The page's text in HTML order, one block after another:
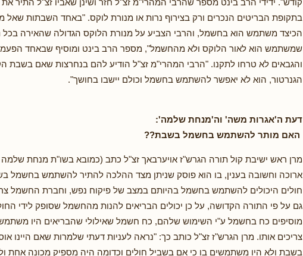
קודש". ידידי הרב בינט מספר שהרבי המהרי"מ זצ"ל חזר ושינן שאביו זצ"ל התיר
בתקופת הבריטים הנכרים ורק בצירוף נרות או מנורת לוקס. "באחד השבתות שאל
הכיצד משתמש הוא בחשמל, והרבי הצביע על מנורת הלוקס הגדולה שהאירה
שמשתמש הוא לאור הלוקס ולא מהחשמל", מספר הרב בינט ומוסיף שבאחד
והגבאים לא טרחו לתקנו. "הרבי המהרי"מ זצ"ל הודיע להם בנחרצות שאם בשבת
הגנרטור, הוא לא יאפשר להשתמש בחשמל וכולם יישבו בחושך".
דעת ה'אגרות משה' וה'מנחת שלמה':
האם מותר להשתמש בחשמל בשבת??
מרן ראש ישיבת קול תורה הגרש"ז אויערבאך זצ"ל כתב (כמובא בשו"ת מנחת
ארוכה וחשובה בענין, בו הוא פוסק שניתן מצד ההלכה להתיר להשתמש בחשמל
חולים היכולים להשתמש בחשמל בהיותם במצב של פיקוח נפש, וחברת החשמל
גם על פי התורה הקדושה, על כן יכולים הבריאים להנות מהחשמל שסופק לידי
מוסיפים כח בחשמל ע"י השימוש שלהם, כח חשמל שאילולי שהבריאים היו
צריכים אותו. מרן הגרש"ז זצ"ל כותב כך: "נראה לעניות דעתי שלמרות שאם היינו
בשבת ולא היו משתמשים בו כי אם בשביל חולים וכדומה היה מספיק מכונה אחת